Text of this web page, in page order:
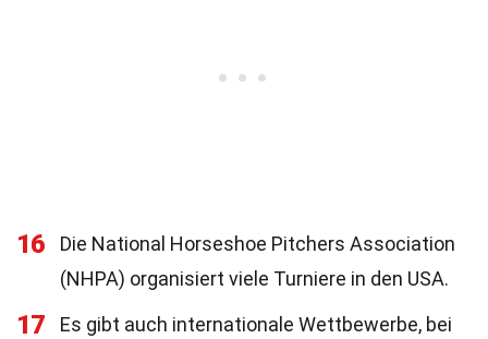
16
Die National Horseshoe Pitchers Association
(NHPA) organisiert viele Turniere in den USA.
17
Es gibt auch internationale Wettbewerbe, bei